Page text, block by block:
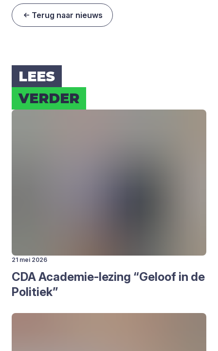
Terug naar nieuws
LEES
VER­DER
21 mei 2026
CDAAca­de­mie-lezing “Geloof in de
Poli­tiek”